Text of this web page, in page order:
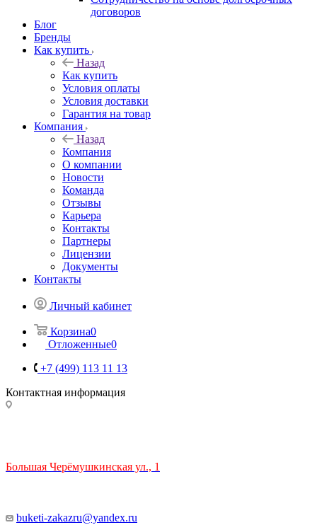
договоров
Блог
Бренды
Как купить
Назад
Как купить
Условия оплаты
Условия доставки
Гарантия на товар
Компания
Назад
Компания
О компании
Новости
Команда
Отзывы
Карьера
Контакты
Партнеры
Лицензии
Документы
Контакты
Личный кабинет
Корзина0
Отложенные0
+7 (499) 113 11 13
Контактная информация
Большая Черёмушкинская ул., 1
buketi-zakazru@yandex.ru